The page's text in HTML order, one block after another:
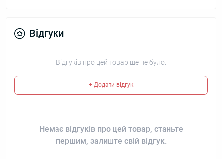
Відгуки
Відгуків про цей товар ще не було.
+ Додати відгук
Немає відгуків про цей товар, станьте
першим, залиште свій відгук.